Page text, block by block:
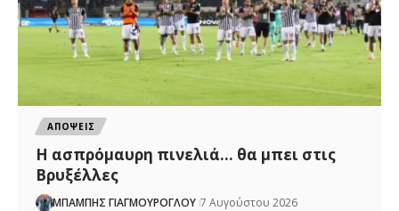
ΑΠΟΨΕΙΣ
Η ασπρόμαυρη πινελιά… θα μπει στις
Βρυξέλλες
ΜΠΑΜΠΗΣ ΓΙΑΓΜΟΥΡΟΓΛΟΥ 7 Αυγούστου 2026